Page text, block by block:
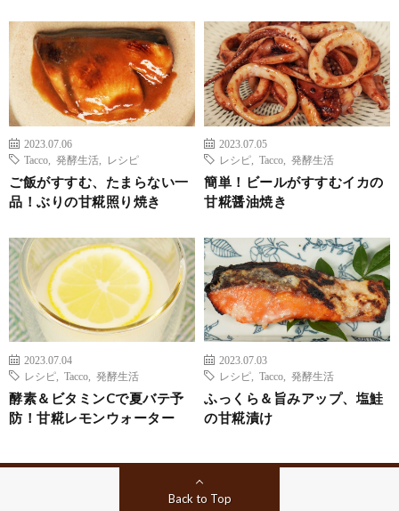
2023.07.06
Tacco
発酵生活 レシピ
ご飯がすすむ、たまらない一
品！ぶりの甘糀照り焼き
2023.07.05
レシピ
Tacco 発酵生活
簡単！ビールがすすむイカの
甘糀醤油焼き
2023.07.04
レシピ
Tacco 発酵生活
酵素＆ビタミンCで夏バテ予
防！甘糀レモンウォーター
2023.07.03
レシピ
Tacco 発酵生活
ふっくら＆旨みアップ、塩鮭
の甘糀漬け
Back to Top